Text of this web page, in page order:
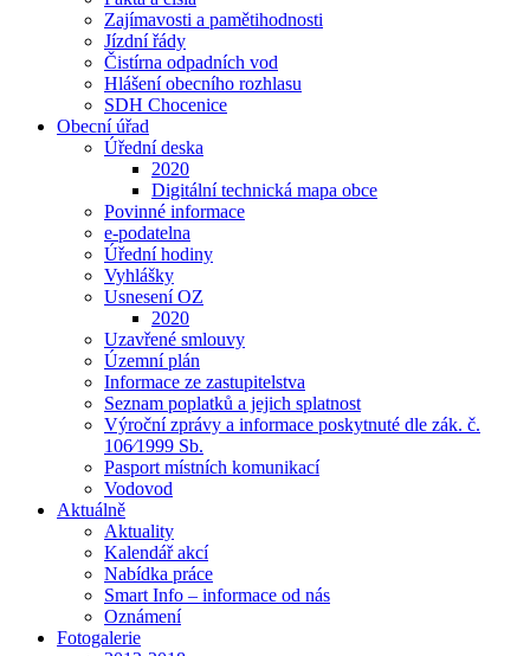
Zajímavosti a pamětihodnosti
Jízdní řády
Čistírna odpadních vod
Hlášení obecního rozhlasu
SDH Chocenice
Obecní úřad
Úřední deska
2020
Digitální technická mapa obce
Povinné informace
e-podatelna
Úřední hodiny
Vyhlášky
Usnesení OZ
2020
Uzavřené smlouvy
Územní plán
Informace ze zastupitelstva
Seznam poplatků a jejich splatnost
Výroční zprávy a informace poskytnuté dle zák. č.
106⁄1999 Sb.
Pasport místních komunikací
Vodovod
Aktuálně
Aktuality
Kalendář akcí
Nabídka práce
Smart Info – informace od nás
Oznámení
Fotogalerie